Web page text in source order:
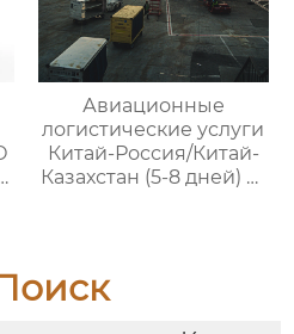
Авиационные
логистические услуги
Китай-Россия/Китай-
Казахстан (5-8 дней) —